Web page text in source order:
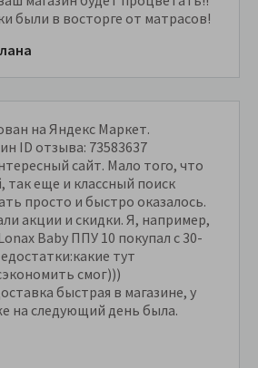
были в восторге от матрасов!
на Яндекс Маркет.
ID отзыва: 73583637
сайт. Мало того, что
еще и классный поиск
просто и быстро оказалось.
акции и скидки. Я, например,
Baby ППУ 10 покупал с 30-
тут
смог)))
быстрая в магазине, у
на следующий день была.